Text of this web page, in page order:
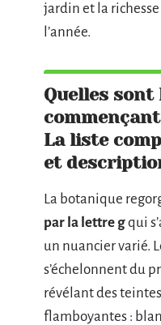
jardin et la
l’année.
Quelles sont
La liste
et
La botanique
par la lettre gqui
un nuancier varié.
s’échelonnent du
révélant des
flamboyantes :